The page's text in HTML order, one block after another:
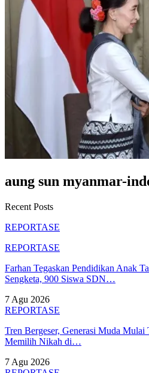
aung sun myanmar-
Recent Posts
REPORTASE
REPORTASE
Farhan Tegaskan Pendidikan Anak
Sengketa, 900 Siswa SDN…
7 Agu 2026
REPORTASE
Tren Bergeser, Generasi Muda Mulai
Memilih Nikah di…
7 Agu 2026